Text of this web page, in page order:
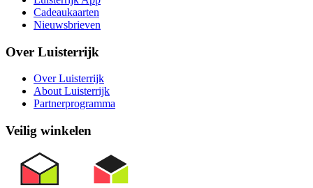
Cadeaukaarten
Nieuwsbrieven
Over Luisterrijk
Over Luisterrijk
About Luisterrijk
Partnerprogramma
Veilig winkelen